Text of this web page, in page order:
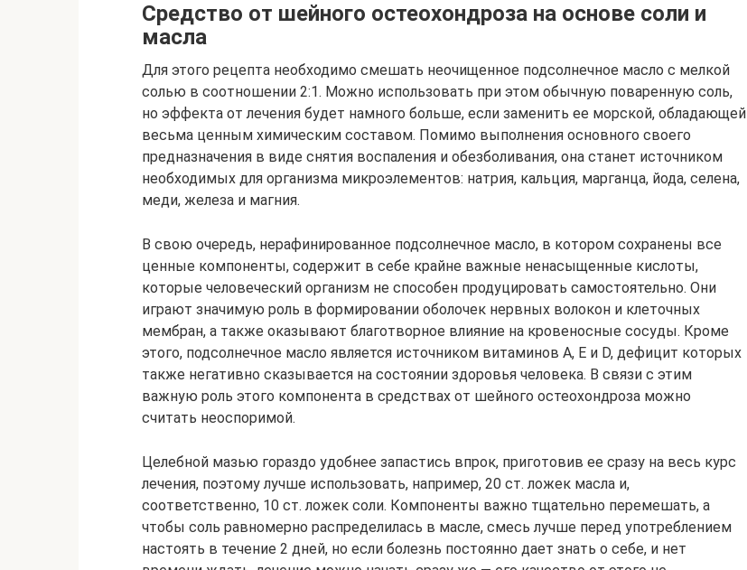
Средство от шейного остеохондроза на основе соли и
масла
Для этого рецепта необходимо смешать неочищенное подсолнечное масло с мелкой
солью в соотношении 2:1. Можно использовать при этом обычную поваренную соль,
но эффекта от лечения будет намного больше, если заменить ее морской, обладающей
весьма ценным химическим составом. Помимо выполнения основного своего
предназначения в виде снятия воспаления и обезболивания, она станет источником
необходимых для организма микроэлементов: натрия, кальция, марганца, йода, селена,
меди, железа и магния.
В свою очередь, нерафинированное подсолнечное масло, в котором сохранены все
ценные компоненты, содержит в себе крайне важные ненасыщенные кислоты,
которые человеческий организм не способен продуцировать самостоятельно. Они
играют значимую роль в формировании оболочек нервных волокон и клеточных
мембран, а также оказывают благотворное влияние на кровеносные сосуды. Кроме
этого, подсолнечное масло является источником витаминов A, E и D, дефицит которых
также негативно сказывается на состоянии здоровья человека. В связи с этим
важную роль этого компонента в средствах от шейного остеохондроза можно
считать неоспоримой.
Целебной мазью гораздо удобнее запастись впрок, приготовив ее сразу на весь курс
лечения, поэтому лучше использовать, например, 20 ст. ложек масла и,
соответственно, 10 ст. ложек соли. Компоненты важно тщательно перемешать, а
чтобы соль равномерно распределилась в масле, смесь лучше перед употреблением
настоять в течение 2 дней, но если болезнь постоянно дает знать о себе, и нет